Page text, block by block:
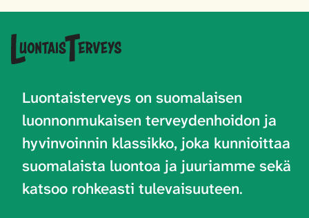
Luontaisterveys on suomalaisen
luonnonmukaisen terveydenhoidon ja
hyvinvoinnin klassikko, joka kunnioittaa
suomalaista luontoa ja juuriamme sekä
katsoo rohkeasti tulevaisuuteen.